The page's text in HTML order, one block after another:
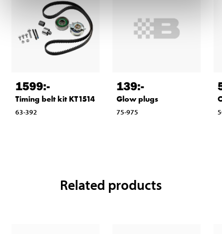
1599:-
Timing belt kit KT1514
63-392
139:-
Glow plugs
75-975
Related products